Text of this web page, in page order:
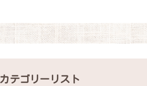
カテゴリーリスト